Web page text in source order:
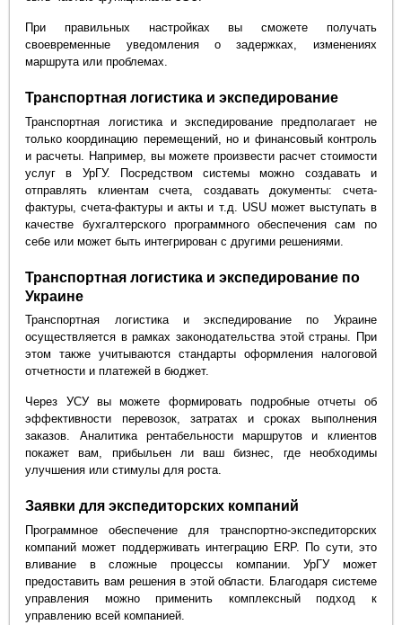
При правильных настройках вы сможете получать
своевременные уведомления о задержках, изменениях
маршрута или проблемах.
Транспортная логистика и экспедирование
Транспортная логистика и экспедирование предполагает не
только координацию перемещений, но и финансовый контроль
и расчеты. Например, вы можете произвести расчет стоимости
услуг в УрГУ. Посредством системы можно создавать и
отправлять клиентам счета, создавать документы: счета-
фактуры, счета-фактуры и акты и т.д. USU может выступать в
качестве бухгалтерского программного обеспечения сам по
себе или может быть интегрирован с другими решениями.
Транспортная логистика и экспедирование по
Украине
Транспортная логистика и экспедирование по Украине
осуществляется в рамках законодательства этой страны. При
этом также учитываются стандарты оформления налоговой
отчетности и платежей в бюджет.
Через УСУ вы можете формировать подробные отчеты об
эффективности перевозок, затратах и сроках выполнения
заказов. Аналитика рентабельности маршрутов и клиентов
покажет вам, прибыльен ли ваш бизнес, где необходимы
улучшения или стимулы для роста.
Заявки для экспедиторских компаний
Программное обеспечение для транспортно-экспедиторских
компаний может поддерживать интеграцию ERP. По сути, это
вливание в сложные процессы компании. УрГУ может
предоставить вам решения в этой области. Благодаря системе
управления можно применить комплексный подход к
управлению всей компанией.